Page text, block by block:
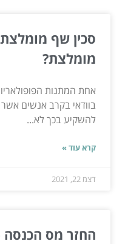
סכין שף מומלצת
מומלצת?
אחת המתנות
בוודאי בקרב אנשים
להשקיע בכך לא...
קרא עוד »
דצמ 22, 2021
החזר מס הכנסה